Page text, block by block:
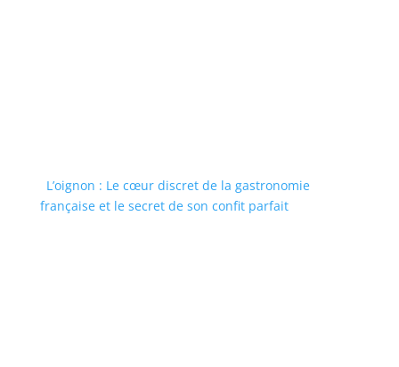
L’oignon : Le cœur discret de la gastronomie
française et le secret de son confit parfait